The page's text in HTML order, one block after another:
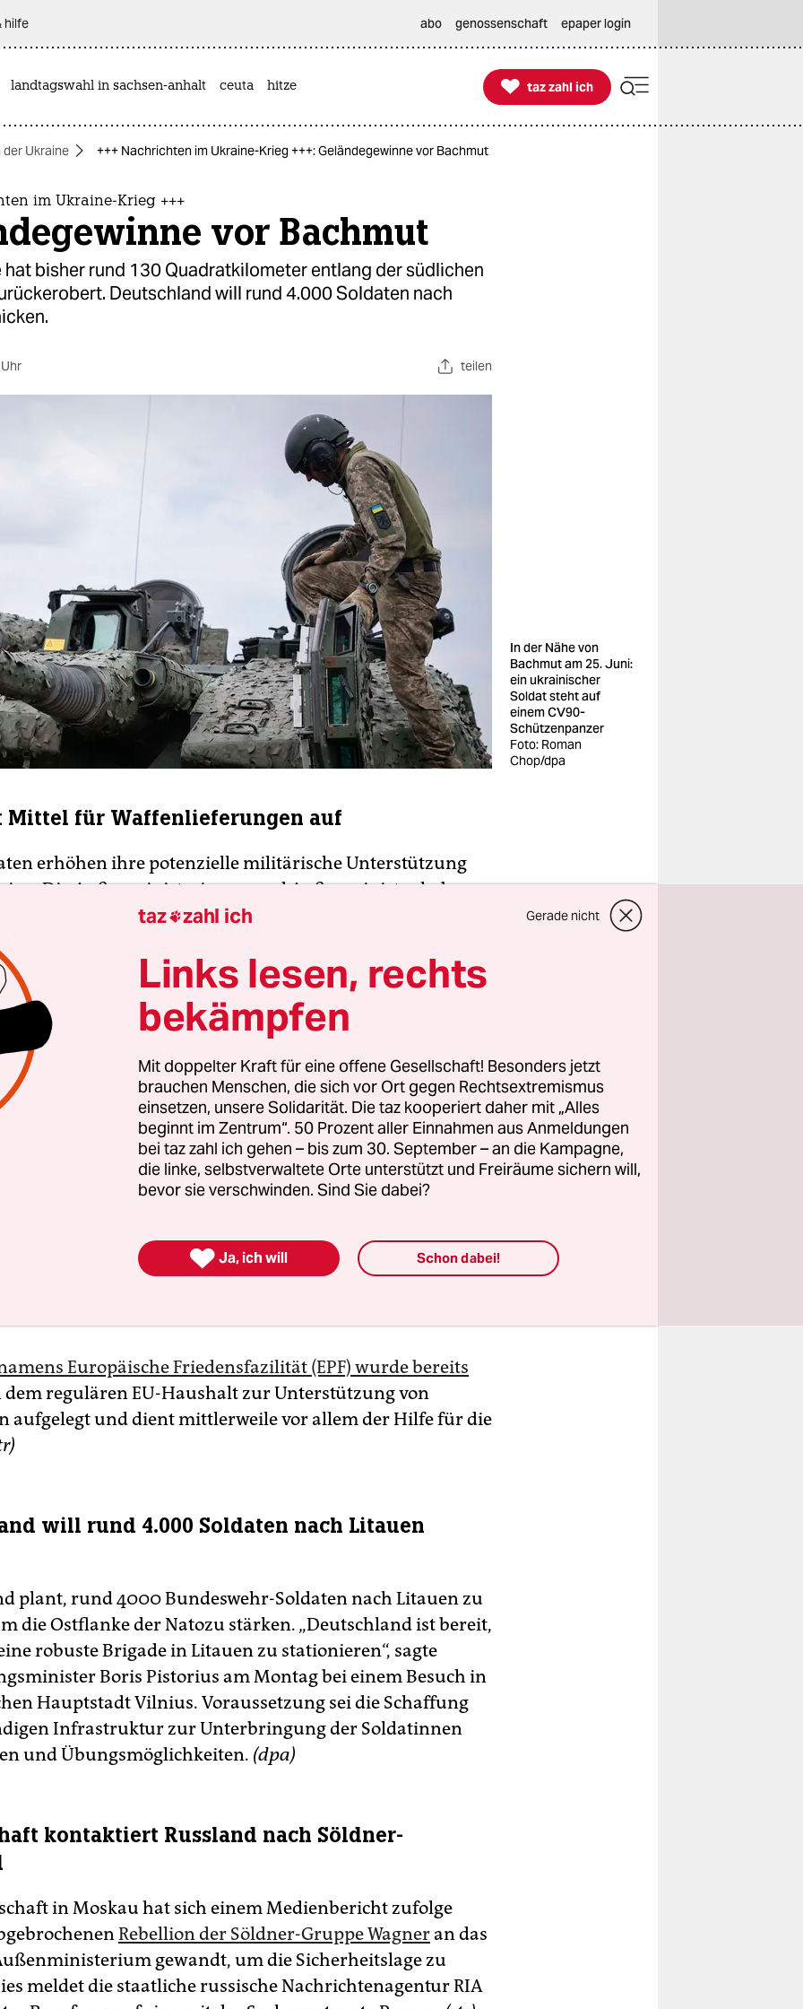
hilfe abo genossenschaft epaper login
landtagswahl in sachsen-anhalt ceuta hitze 
taz zahl ich
taz zahl ich
der Ukraine +++ Nachrichten im Ukraine-Krieg +++: Geländegewinne vor Bachmut
im Ukraine-Krieg +++
vor Bachmut
hat bisher rund 130 Quadratkilometer entlang der südlichen
Deutschland will rund 4.000 Soldaten nach
teilen
In der Nähe von
Bachmut am 25. Juni:
ein ukrainischer
Soldat steht auf
einem CV90-
Schützenpanzer
Foto: Roman
Chop/dpa
Mittel für Waffenlieferungen auf
erhöhen ihre potenzielle militärische Unterstützung
Die Außenministerinnen und Außenminister heben
des Fonds um 3,5 Milliarden auf jetzt mehr als zwölf
an. Der EU-Außenbeauftragte Josep Borrell betont, mit
werde gewährleistet, den Partnern konkrete
Hilfe zukommen zu lassen.
Europäische Friedensfazilität (EPF) wurde bereits
dem regulären EU-Haushalt zur Unterstützung von
aufgelegt und dient mittlerweile vor allem der Hilfe für die
will rund 4.000 Soldaten nach Litauen
plant, rund 4000 Bundeswehr-Soldaten nach Litauen zu
die Ostflanke der Natozu stärken. „Deutschland ist bereit,
robuste Brigade in Litauen zu stationieren“, sagte
Boris Pistorius am Montag bei einem Besuch in
Hauptstadt Vilnius. Voraussetzung sei die Schaffung
Infrastruktur zur Unterbringung der Soldatinnen
und Übungsmöglichkeiten. (dpa)
kontaktiert Russland nach Söldner-
in Moskau hat sich einem Medienbericht zufolge
Rebellion der Söldner-Gruppe Wagneran das
gewandt, um die Sicherheitslage zu
meldet die staatliche russische Nachrichtenagentur RIA
taz zahl ich Gerade nicht
Links lesen, rechts
bekämpfen
Mit doppelter Kraft für eine offene Gesellschaft! Besonders jetzt
brauchen Menschen, die sich vor Ort gegen Rechtsextremismus
einsetzen, unsere Solidarität. Die taz kooperiert daher mit „Alles
beginnt im Zentrum“. 50 Prozent aller Einnahmen aus Anmeldungen
bei taz zahl ich gehen – bis zum 30. September – an die Kampagne,
die linke, selbstverwaltete Orte unterstützt und Freiräume sichern will,
bevor sie verschwinden. Sind Sie dabei?
 Ja, ich will Schon dabei!